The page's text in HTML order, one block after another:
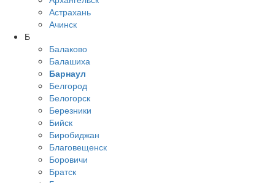
Астрахань
Ачинск
Б
Балаково
Балашиха
Барнаул
Белгород
Белогорск
Березники
Бийск
Биробиджан
Благовещенск
Боровичи
Братск